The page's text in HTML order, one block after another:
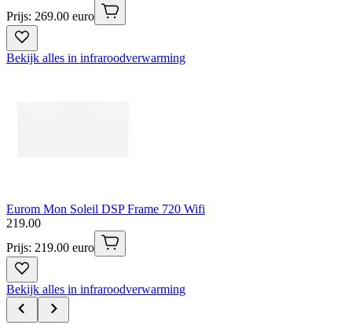
Prijs: 269.00 euro
Bekijk alles in infraroodverwarming
Eurom Mon Soleil DSP Frame 720 Wifi
219.00
Prijs: 219.00 euro
Bekijk alles in infraroodverwarming